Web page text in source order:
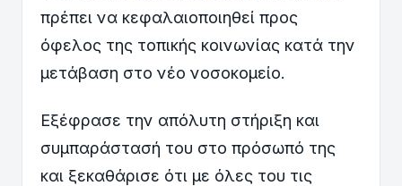
πρέπει να κεφαλαιοποιηθεί προς
όφελος της τοπικής κοινωνίας κατά την
μετάβαση στο νέο νοσοκομείο.
Εξέφρασε την απόλυτη στήριξη και
συμπαράστασή του στο πρόσωπό της
και ξεκαθάρισε ότι με όλες του τις